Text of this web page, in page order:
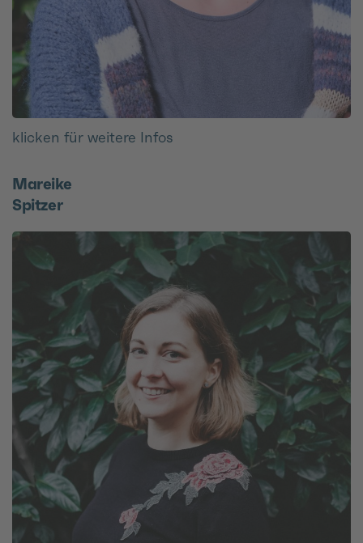
klicken für weitere Infos
Mareike
Spitzer